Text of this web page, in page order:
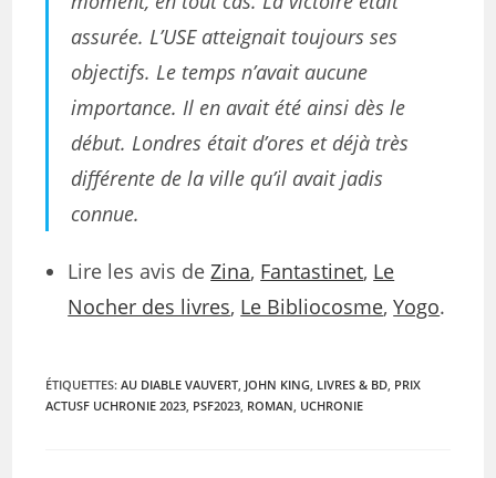
assurée. L’USE atteignait toujours ses
objectifs. Le temps n’avait aucune
importance. Il en avait été ainsi dès le
début. Londres était d’ores et déjà très
différente de la ville qu’il avait jadis
connue.
Lire les avis deZina, Fantastinet, Le
Nocher des livres, Le Bibliocosme,Yogo.
ÉTIQUETTES:AU DIABLE VAUVERT, JOHN KING, LIVRES & BD, PRIX
ACTUSF UCHRONIE 2023, PSF2023, ROMAN, UCHRONIE